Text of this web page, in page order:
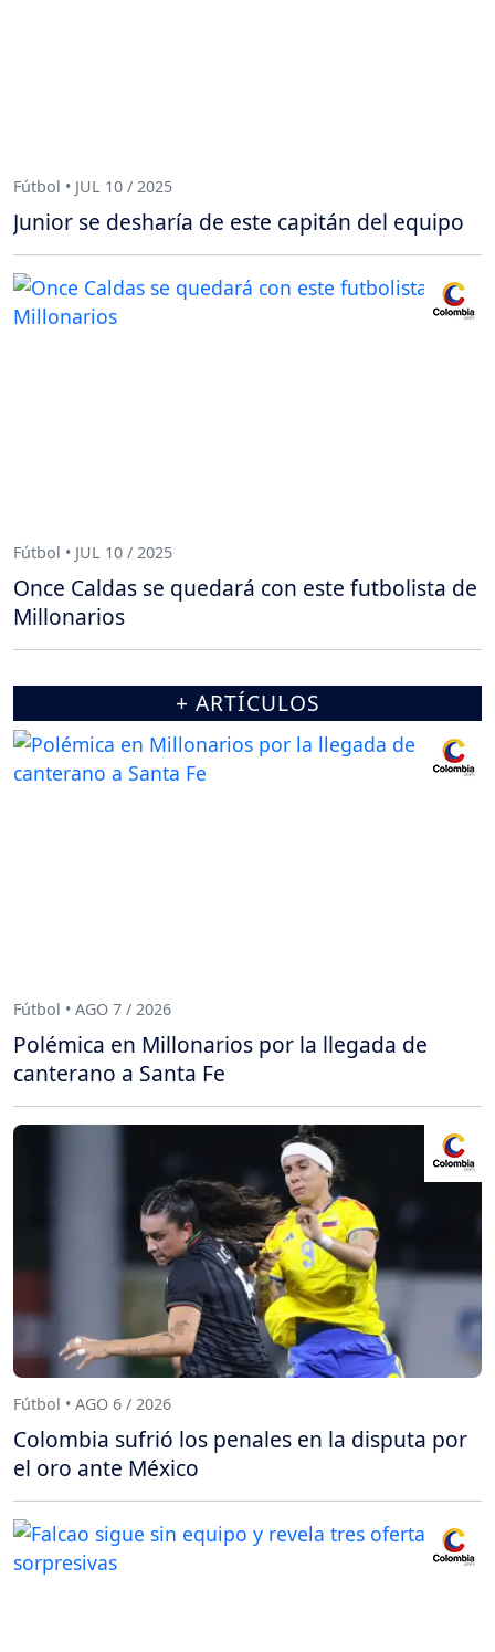
Fútbol • JUL 10 / 2025
Junior se desharía de este capitán del equipo
Fútbol • JUL 10 / 2025
Once Caldas se quedará con este futbolista de
Millonarios
+ ARTÍCULOS
Fútbol • AGO 7 / 2026
Polémica en Millonarios por la llegada de
canterano a Santa Fe
Fútbol • AGO 6 / 2026
Colombia sufrió los penales en la disputa por
el oro ante México